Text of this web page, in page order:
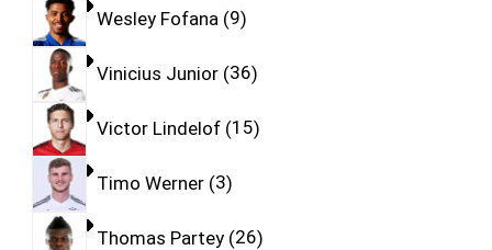
Wesley Fofana 9
Vinicius Junior 36
Victor Lindelof 15
Timo Werner 3
Thomas Partey 26